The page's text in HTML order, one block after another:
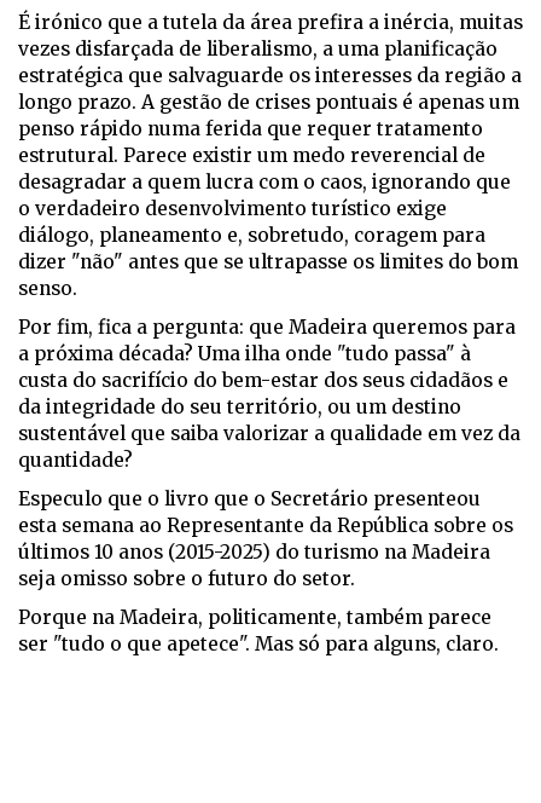
É irónico que a tutela da área prefira a inércia, muitas
vezes disfarçada de liberalismo, a uma planificação
estratégica que salvaguarde os interesses da região a
longo prazo. A gestão de crises pontuais é apenas um
penso rápido numa ferida que requer tratamento
estrutural. Parece existir um medo reverencial de
desagradar a quem lucra com o caos, ignorando que
o verdadeiro desenvolvimento turístico exige
diálogo, planeamento e, sobretudo, coragem para
dizer "não" antes que se ultrapasse os limites do bom
senso.
Por fim, fica a pergunta: que Madeira queremos para
a próxima década? Uma ilha onde "tudo passa" à
custa do sacrifício do bem-estar dos seus cidadãos e
da integridade do seu território, ou um destino
sustentável que saiba valorizar a qualidade em vez da
quantidade?
Especulo que o livro que o Secretário presenteou
esta semana ao Representante da República sobre os
últimos 10 anos (2015-2025) do turismo na Madeira
seja omisso sobre o futuro do setor.
Porque na Madeira, politicamente, também parece
ser "tudo o que apetece". Mas só para alguns, claro.